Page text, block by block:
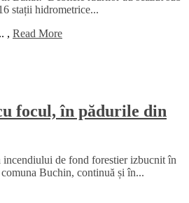
stații hidrometrice...
, Read More
focul, în pădurile din
incendiului de fond forestier izbucnit în
Buchin, continuă și în...